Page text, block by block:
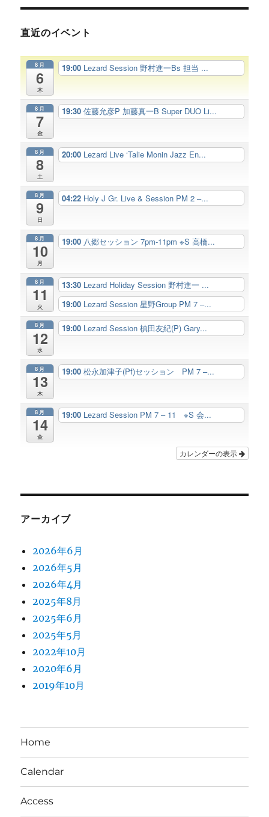
直近のイベント
8月
6
木
19:00 Lezard Session 野村進一Bs 担当 ...
8月
7
金
19:30佐藤允彦P 加藤真一B Super DUO Li...
8月
8
土
20:00 Lezard Live ‘Talie Monin Jazz En...
8月
9
日
04:22 Holy J Gr. Live & Session PM 2 –...
8月
10
月
19:00 八郷セッション 7pm-11pm ※S 高橋...
8月
11
火
13:30 Lezard Holiday Session 野村進一 ...
19:00 Lezard Session 星野Group PM 7 –...
8月
12
水
19:00 Lezard Session 槙田友紀(P) Gary...
8月
13
木
19:00松永加津子(Pf)セッション PM 7 –...
8月
14
金
19:00 Lezard Session PM 7 – 11 ※S 会...
カレンダーの表示
アーカイブ
2026年6月
2026年5月
2026年4月
2025年8月
2025年6月
2025年5月
2022年10月
2020年6月
2019年10月
Home
Calendar
Access